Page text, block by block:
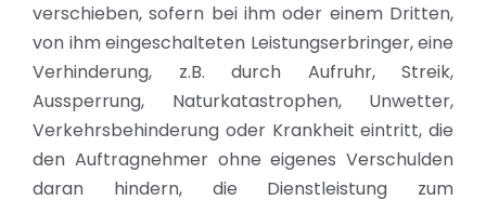
verschieben, sofern bei ihm oder einem Dritten,
von ihm eingeschalteten Leistungserbringer, eine
Verhinderung, z.B. durch Aufruhr, Streik,
Aussperrung, Naturkatastrophen, Unwetter,
Verkehrsbehinderung oder Krankheit eintritt, die
den Auftragnehmer ohne eigenes Verschulden
daran hindern, die Dienstleistung zum